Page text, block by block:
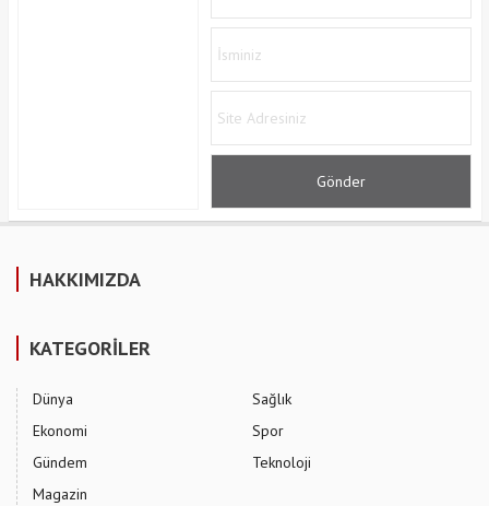
HAKKIMIZDA
KATEGORİLER
Dünya
Ekonomi
Gündem
Magazin
Sağlık
Spor
Teknoloji